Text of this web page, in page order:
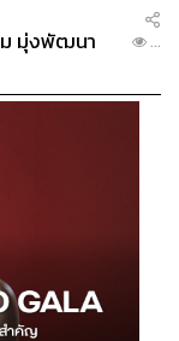
ม มุ่งพัฒนา
...